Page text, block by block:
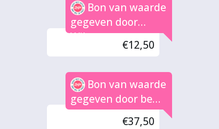
Bon van waarde
gegeven door
Wilma
€12,50
Bon van waarde
gegeven door ben
(3x)
€37,50